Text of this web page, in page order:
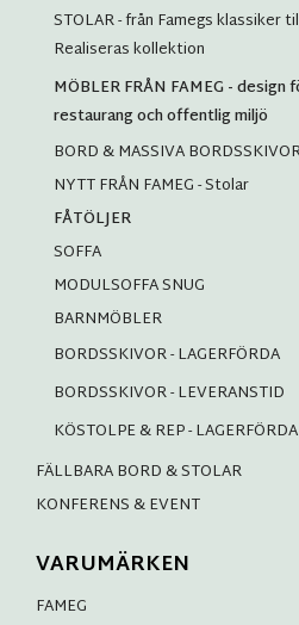
STOLAR - från Famegs klassiker
Realiseras kollektion
MÖBLER FRÅN FAMEG - design
restaurang och offentlig miljö
BORD & MASSIVA
NYTT FRÅN FAMEG - Stolar
FÅTÖLJER
SOFFA
MODULSOFFA SNUG
BARNMÖBLER
BORDSSKIVOR - LAGERFÖRDA
BORDSSKIVOR - LEVERANSTID
KÖSTOLPE & REP - LAGERFÖRDA
FÄLLBARA BORD & STOLAR
KONFERENS & EVENT
VARUMÄRKEN
FAMEG